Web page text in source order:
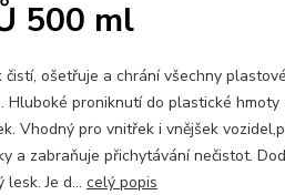
500 ml
čistí, ošetřuje a chrání všechny
Hluboké proniknutí do plastické hmoty
Vhodný pro vnitřek i vnějšek
a zabraňuje přichytávání nečistot.
Je d... celý popis